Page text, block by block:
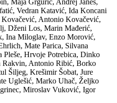
Vedran Katavić, Ida Koncani
Antonio Kovačević,
Dženi Los, Marin Mađerić,
Ina Miloglav, Enzo Morović,
Mate Parica, Silvana
Pleše, Hrvoje Potrebica, Dinko
Rakvin, Antonio Ribić, Borko
Šiljeg, Krešimir Šobat, Jure
Uglešić, Marko Uhač, Željko
Miroslav Vuković, Igor